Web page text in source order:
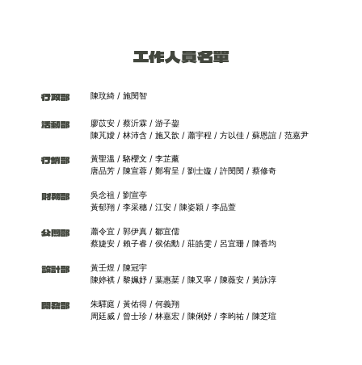
工作人員名單
行政部 陳玟綺 / 施閔智
活動部
廖苡安 / 蔡沂霖 / 游子鋆
陳芃嬡 / 林沛含 / 施又歆 / 蕭宇程 / 方以佳 / 蘇恩誼 / 范嘉尹
行銷部
黃聖溫 / 駱櫻文 / 李芷薰
唐品芳 / 陳宣蓉 / 鄭宥呈 / 劉士嫙 / 許閔閔 / 蔡修奇
財務部
吳念祖 / 劉宣亭
黃郁翔 / 李采穗 / 江安 / 陳姿穎 / 李品萱
公關部
蕭令宜 / 郭伊真 / 鄒宜儒
蔡婕安 / 賴子睿 / 侯佑勳 / 莊皓雯 / 呂宜珊 / 陳香均
設計部
黃壬煜 / 陳冠宇
陳婷祺 / 黎姵妤 / 葉惠棻 / 陳又寧 / 陳薇安 / 黃詠淳
開發部
朱驛庭 / 黃佑得 / 何義翔
周廷威 / 曾士珍 / 林嘉宏 / 陳俐妤 / 李昀祐 / 陳芝瑄